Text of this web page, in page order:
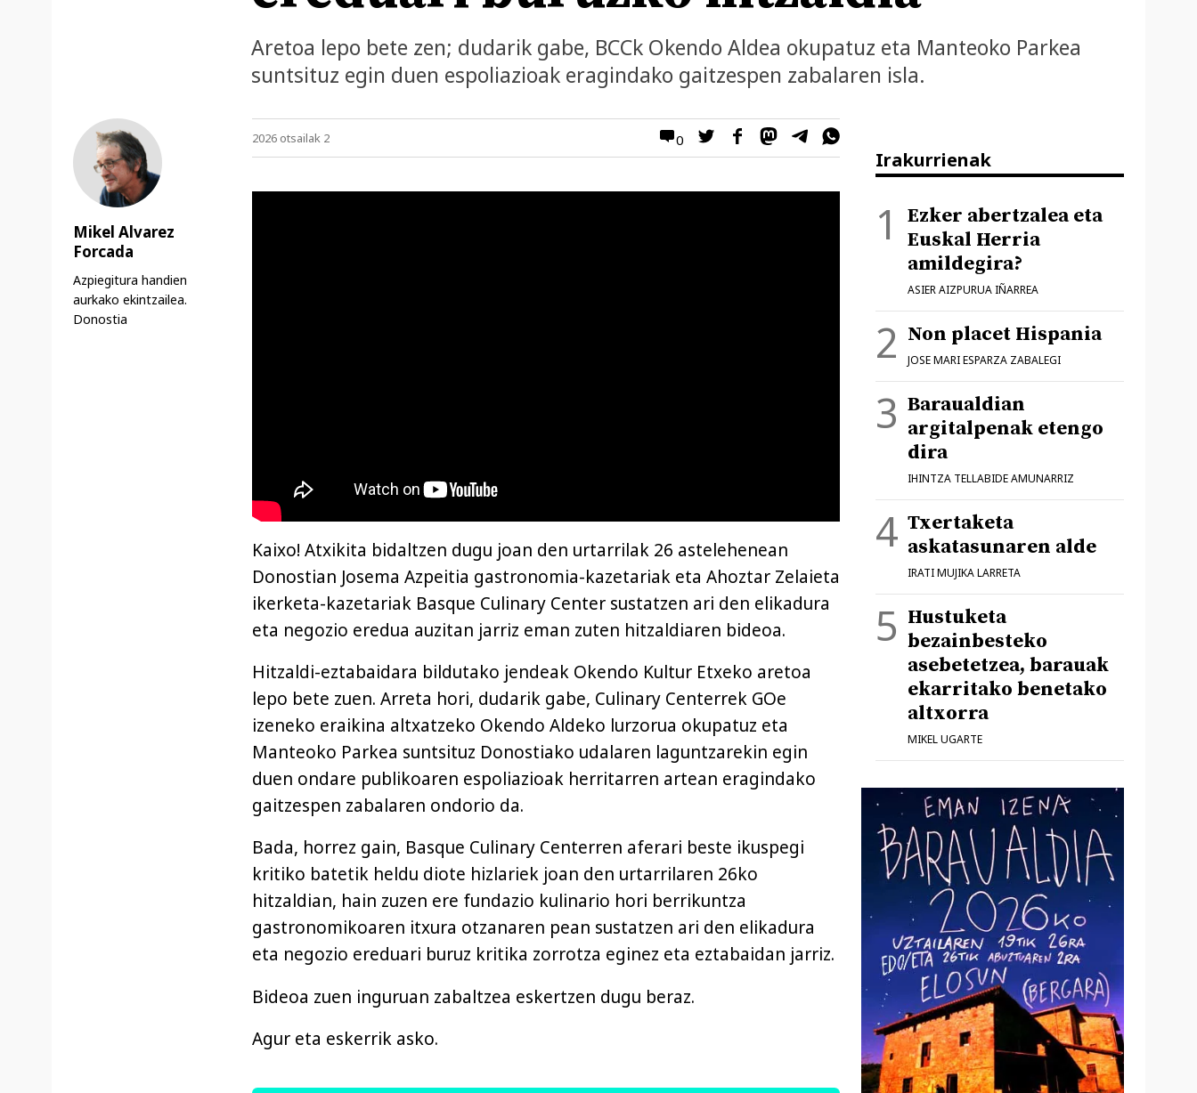
Aretoa lepo bete zen; dudarik gabe, BCCk Okendo Aldea okupatuz eta Manteoko Parkea
suntsituz egin duen espoliazioak eragindako gaitzespen zabalaren isla.
0
2026 otsailak 2
Kaixo! Atxikita bidaltzen dugu joan den urtarrilak 26 astelehenean
Donostian Josema Azpeitia gastronomia-kazetariak eta Ahoztar Zelaieta
ikerketa-kazetariak Basque Culinary Center sustatzen ari den elikadura
eta negozio eredua auzitan jarriz eman zuten hitzaldiaren bideoa.
Hitzaldi-eztabaidara bildutako jendeak Okendo Kultur Etxeko aretoa
lepo bete zuen. Arreta hori, dudarik gabe, Culinary Centerrek GOe
izeneko eraikina altxatzeko Okendo Aldeko lurzorua okupatuz eta
Manteoko Parkea suntsituz Donostiako udalaren laguntzarekin egin
duen ondare publikoaren espoliazioak herritarren artean eragindako
gaitzespen zabalaren ondorio da.
Bada, horrez gain, Basque Culinary Centerren aferari beste ikuspegi
kritiko batetik heldu diote hizlariek joan den urtarrilaren 26ko
hitzaldian, hain zuzen ere fundazio kulinario hori berrikuntza
gastronomikoaren itxura otzanaren pean sustatzen ari den elikadura
eta negozio ereduari buruz kritika zorrotza eginez eta eztabaidan jarriz.
Bideoa zuen inguruan zabaltzea eskertzen dugu beraz.
Agur eta eskerrik asko.
Mikel Alvarez
Forcada
Azpiegitura handien
aurkako ekintzailea.
Donostia
Irakurrienak
Ezker abertzalea eta
Euskal Herria
amildegira?
ASIER AIZPURUA IÑARREA
Non placet Hispania
JOSE MARI ESPARZA ZABALEGI
Baraualdian
argitalpenak etengo
dira
IHINTZA TELLABIDE AMUNARRIZ
Txertaketa
askatasunaren alde
IRATI MUJIKA LARRETA
Hustuketa
bezainbesteko
asebetetzea, barauak
ekarritako benetako
altxorra
MIKEL UGARTE